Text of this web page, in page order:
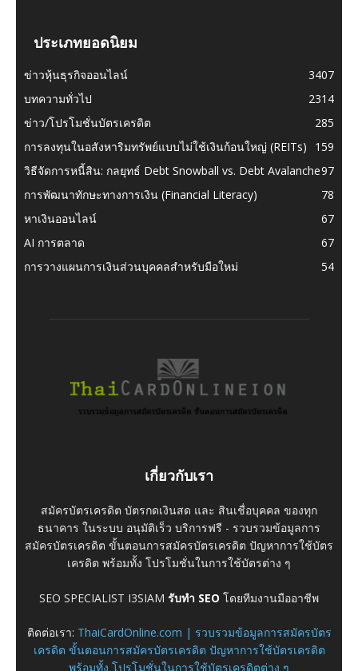
ประเภทยอดนิยม
ข่าวหุ้นธุรกิจออนไลน์
3407
บทความทั่วไป
2314
ข่าว/โปรโมชั่นบัตรเครดิต
285
การลงทุนในอสังหาริมทรัพย์แบบไม่ใช้เงินก้อนใหญ่ (REITs)
159
วิธีจัดการหนี้สิน: กลยุทธ์ Debt Snowball vs. Debt Avalanche97
การพัฒนาทักษะทางการเงิน (Financial Literacy)
78
หาเงินออนไลน์
67
AI การตลาด
67
การวางแผนการเงินส่วนบุคคลสำหรับมือใหม่
54
เกี่ยวกับเรา
สมัครบัตรเครดิต บัตรกดเงินสด และ สินเชื่อบุคคล ของทุก
ธนาคาร ในระบบ อนุมัติเร็ว บริการฟรี - รวบรวมข้อมูลการ
สมัครบัตรเครดิต ขั้นตอนการสมัครบัตรเครดิต ปัญหาการใช้บัตร
เครดิต พร้อมทั้ง โปรโมชั่นในการใช้บัตรต่าง ๆ
SEO SPECIALIST I3SIAM รับทำ SEO โดยทีมงานมืออาชีพ
ติดต่อเรา: ThaiCardOnline.com | รวบรวมข้อมูลการสมัครบัตร
เครดิต ขั้นตอนการสมัครบัตรเครดิต ปัญหาการใช้บัตรเครดิต
พร้อมทั้ง โปรโมชั่นในการใช้บัตรเครดิตต่าง ๆ